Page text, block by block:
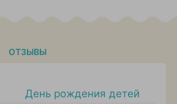
ОТЗЫВЫ
День рождения детей